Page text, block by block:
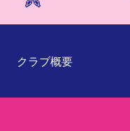
クラブ概要